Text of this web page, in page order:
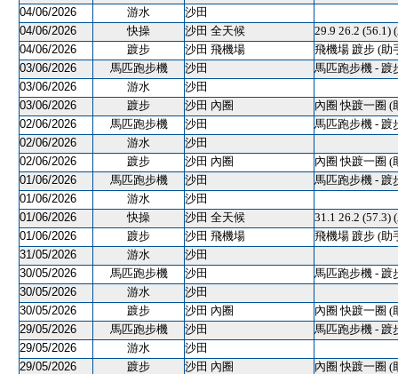
04/06/2026
游水
沙田
04/06/2026
快操 沙田 全天候
29.9 26.2 (56.1)
04/06/2026
踱步 沙田 飛機場
飛機場 踱步 (助
03/06/2026
馬匹跑步機 沙田
馬匹跑步機 - 踱
03/06/2026
游水
沙田
03/06/2026
踱步 沙田 內圈
內圈 快踱一圈 (
02/06/2026
馬匹跑步機 沙田
馬匹跑步機 - 踱
02/06/2026
游水
沙田
02/06/2026
踱步 沙田 內圈
內圈 快踱一圈 (
01/06/2026
馬匹跑步機 沙田
馬匹跑步機 - 踱
01/06/2026
游水
沙田
01/06/2026
快操 沙田 全天候
31.1 26.2 (57.3)
01/06/2026
踱步 沙田 飛機場
飛機場 踱步 (助
31/05/2026
游水
沙田
30/05/2026
馬匹跑步機 沙田
馬匹跑步機 - 踱
30/05/2026
游水
沙田
30/05/2026
踱步 沙田 內圈
內圈 快踱一圈 (
29/05/2026
馬匹跑步機 沙田
馬匹跑步機 - 踱
29/05/2026
游水
沙田
29/05/2026
踱步 沙田 內圈
內圈 快踱一圈 (